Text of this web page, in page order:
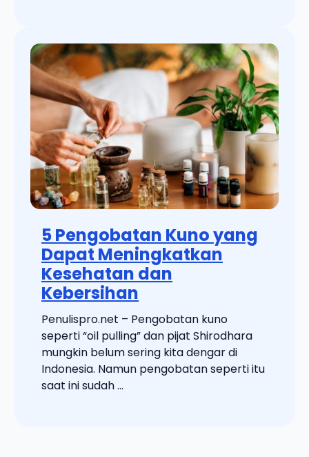
5 Pengobatan Kuno yang
Dapat Meningkatkan
Kesehatan dan
Kebersihan
Penulispro.net – Pengobatan kuno
seperti “oil pulling” dan pijat Shirodhara
mungkin belum sering kita dengar di
Indonesia. Namun pengobatan seperti itu
saat ini sudah ...